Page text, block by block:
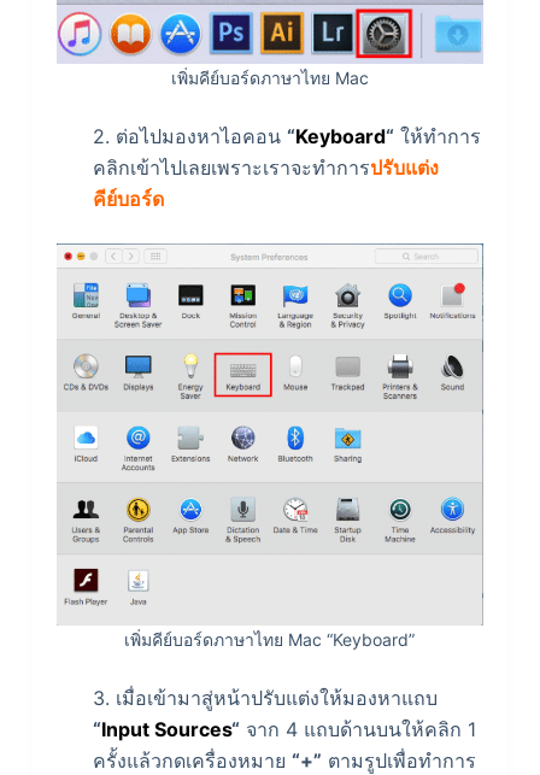
เพิ่มคีย์บอร์ดภาษาไทย Mac
2. ต่อไปมองหาไอคอน “Keyboard“ ให้ทำการ
คลิกเข้าไปเลยเพราะเราจะทำการปรับแต่ง
คีย์บอร์ด
เพิ่มคีย์บอร์ดภาษาไทย Mac “Keyboard”
3. เมื่อเข้ามาสู่หน้าปรับแต่งให้มองหาแถบ
“Input Sources“ จาก 4 แถบด้านบนให้คลิก 1
ครั้งแล้วกดเครื่องหมาย “+” ตามรูปเพื่อทำการ